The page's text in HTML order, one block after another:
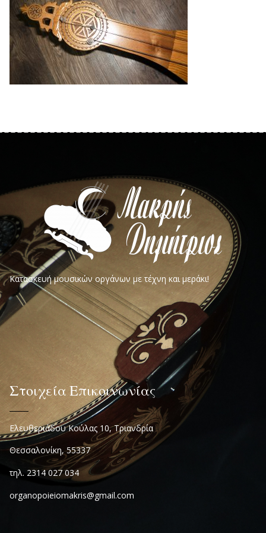
Κατασκευή μουσικών οργάνων με τέχνη και μεράκι!
Στοιχεία Επικοινωνίας
Ελευθεριάδου Κούλας 10, Τριανδρία
Θεσσαλονίκη, 55337
τηλ. 2314 027 034
organopoieiomakris@gmail.com